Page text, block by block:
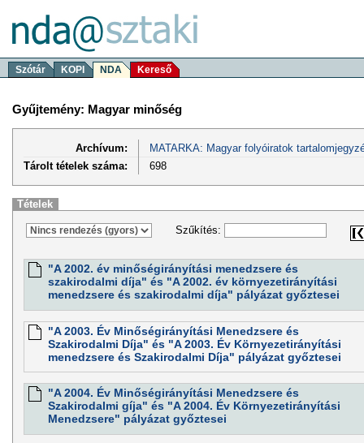
Szótár KOPI NDA Kereső
Gyűjtemény: Magyar minőség
Archívum:
MATARKA: Magyar folyóiratok
Tárolt tételek száma:
698
Tételek
Szűkítés:
"A 2002. év minőségirányítási menedzsere és
szakirodalmi díja" és "A 2002. év környezetirányítási
menedzsere és szakirodalmi díja" pályázat győztesei
"A 2003. Év Minőségirányítási Menedzsere és
Szakirodalmi Díja" és "A 2003. Év Környezetirányítási
menedzsere és Szakirodalmi Díja" pályázat győztesei
"A 2004. Év Minőségirányítási Menedzsere és
Szakirodalmi gíja" és "A 2004. Év Környezetirányítási
Menedzsere" pályázat győztesei